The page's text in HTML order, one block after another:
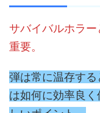
サバイバルホラ
重要。
弾は常に温存す
は如何に効率良